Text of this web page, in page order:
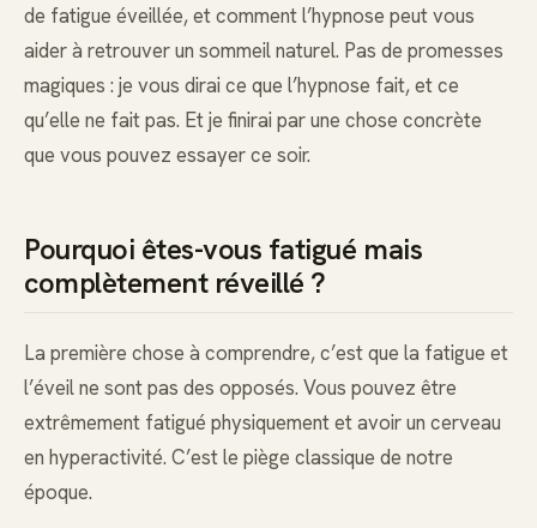
de fatigue éveillée, et comment l’hypnose peut vous
aider à retrouver un sommeil naturel. Pas de promesses
magiques : je vous dirai ce que l’hypnose fait, et ce
qu’elle ne fait pas. Et je finirai par une chose concrète
que vous pouvez essayer ce soir.
Pourquoi êtes-vous fatigué mais
complètement réveillé ?
La première chose à comprendre, c’est que la fatigue et
l’éveil ne sont pas des opposés. Vous pouvez être
extrêmement fatigué physiquement et avoir un cerveau
en hyperactivité. C’est le piège classique de notre
époque.